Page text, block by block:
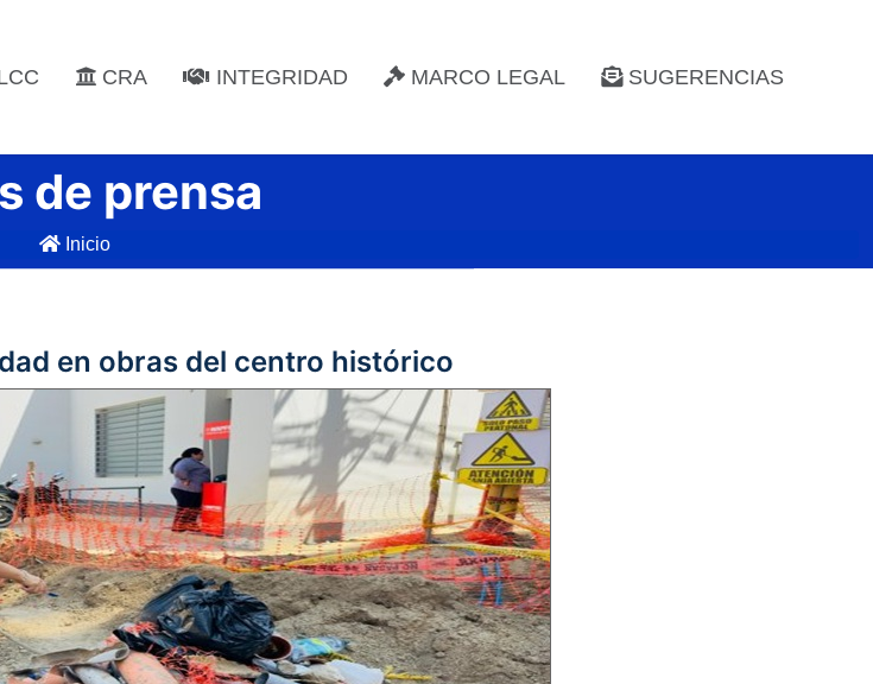
CRA INTEGRIDAD MARCO LEGAL SUGERENCIAS
de prensa
Inicio
en obras del centro histórico